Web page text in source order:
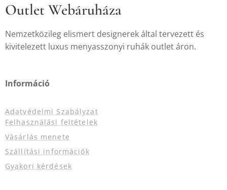
Outlet Webáruháza
Nemzetközileg elismert designerek által tervezett és
kivitelezett luxus menyasszonyi ruhák outlet áron.
Információ
Adatvédelmi Szabályzat
Felhasználási feltételek
Vásárlás menete
Szállítási információk
Gyakori kérdések